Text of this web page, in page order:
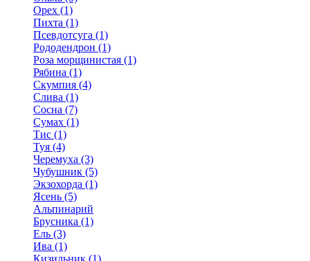
Орех (1)
Пихта (1)
Псевдотсуга (1)
Рододендрон (1)
Роза морщинистая (1)
Рябина (1)
Скумпия (4)
Слива (1)
Сосна (7)
Сумах (1)
Тис (1)
Туя (4)
Черемуха (3)
Чубушник (5)
Экзохорда (1)
Ясень (5)
Альпинарий
Брусника (1)
Ель (3)
Ива (1)
Кизильник (1)